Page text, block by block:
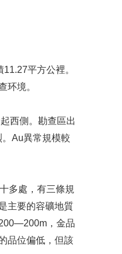
平方公裡。
环境。
西側。勘查區出
Au異常規模較
多處，有三條規
主要的容礦地質
，金品
品位偏低，但該